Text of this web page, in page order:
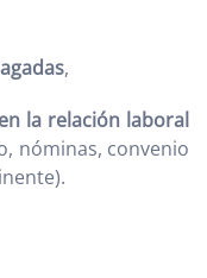
,
la relación laboral
nóminas, convenio